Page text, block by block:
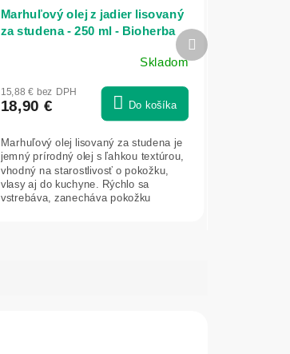
Marhuľový olej z jadier lisovaný
za studena - 250 ml - Bioherba
Skladom
15,88 € bez DPH
18,90 € Do košíka
Marhuľový olej lisovaný za studena je
jemný prírodný olej s ľahkou textúrou,
vhodný na starostlivosť o pokožku,
vlasy aj do kuchyne. Rýchlo sa
vstrebáva, zanecháva pokožku
Ďalší
produkt